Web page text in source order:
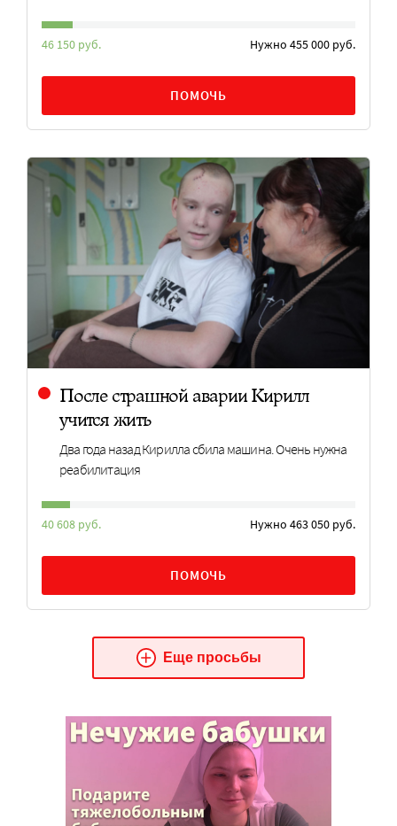
46 150 руб. Нужно 455 000 руб.
ПОМОЧЬ
После страшной аварии Кирилл
учится жить
Два года назад Кирилла сбила машина. Очень нужна
реабилитация
40 608 руб. Нужно 463 050 руб.
ПОМОЧЬ
Еще просьбы